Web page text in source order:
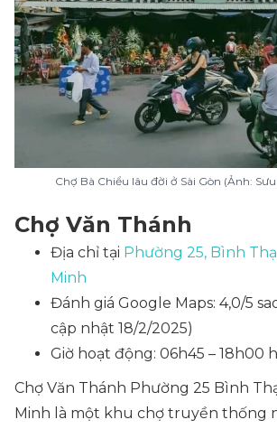
Chợ Bà Chiểu lâu đời ở Sài Gòn (Ảnh:
Chợ Văn Thánh
Địa chỉ tại Phường 25, Bình
Minh
Đánh giá Google Maps: 4,0/5
cập nhật 18/2/2025)
Giờ hoạt động: 06h45 – 18h00
Chợ Văn Thánh Phường 25 Bình
Minh là một khu chợ truyền thống